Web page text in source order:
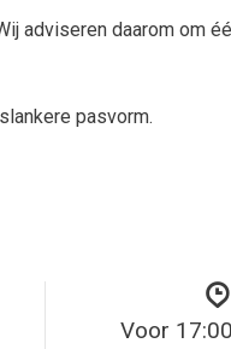
adviseren daarom om
pasvorm.
Voor